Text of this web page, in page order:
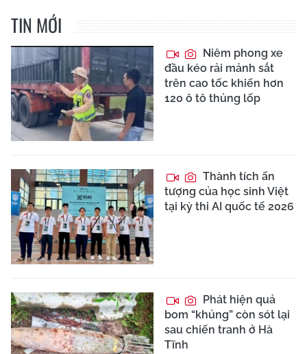
TIN MỚI
Niêm phong xe
đầu kéo rải mảnh sắt
trên cao tốc khiến hơn
120 ô tô thủng lốp
Thành tích ấn
tượng của học sinh Việt
tại kỳ thi AI quốc tế 2026
Phát hiện quả
bom “khủng” còn sót lại
sau chiến tranh ở Hà
Tĩnh